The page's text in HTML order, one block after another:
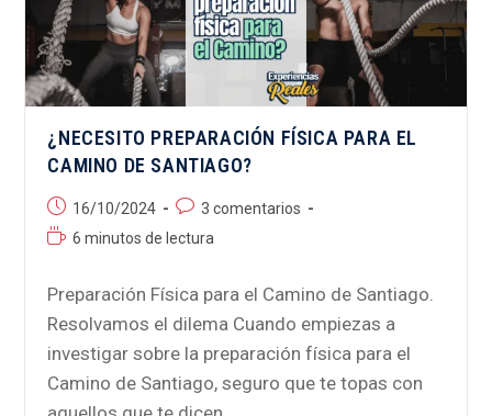
¿NECESITO PREPARACIÓN FÍSICA PARA EL
CAMINO DE SANTIAGO?
16/10/2024
3 comentarios
6 minutos de lectura
Preparación Física para el Camino de Santiago.
Resolvamos el dilema Cuando empiezas a
investigar sobre la preparación física para el
Camino de Santiago, seguro que te topas con